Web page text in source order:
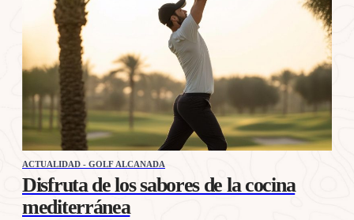
ACTUALIDAD - GOLF ALCANADA
Disfruta de los sabores de la cocina
mediterránea